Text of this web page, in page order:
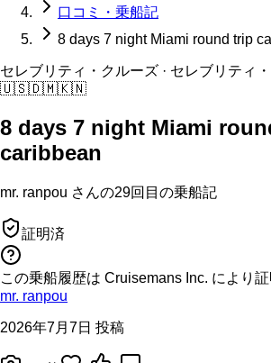
口コミ・乗船記
8 days 7 night Miami round trip
セレブリティ・クルーズ · セレブリティ
🇺🇸🇩🇲🇰🇳
8 days 7 night Miami
caribbean
mr. ranpou さんの29回目の乗船記
証明済
この乗船履歴は Cruisemans Inc. により
mr. ranpou
2026年7月7日 投稿